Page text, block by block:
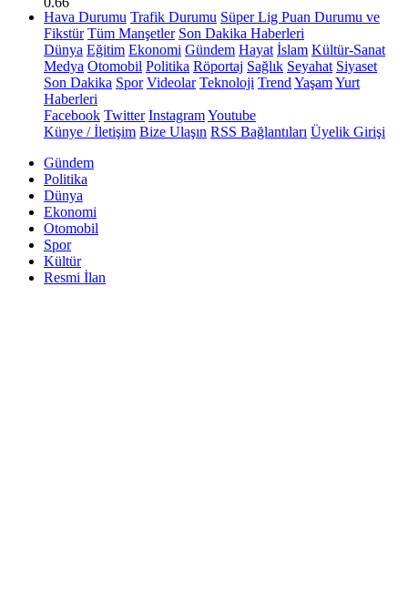
Hava Durumu Trafik Durumu Süper Lig Puan Durumu ve
Fikstür Tüm Manşetler Son Dakika Haberleri
Dünya Eğitim Ekonomi Gündem Hayat İslam Kültür-Sanat
Medya Otomobil Politika Röportaj Sağlık Seyahat Siyaset
Son Dakika Spor Videolar Teknoloji Trend YaşamYurt
Haberleri
Facebook Twitter InstagramYoutube
Künye / İletişim Bize Ulaşın RSS Bağlantıları Üyelik Girişi
Gündem
Politika
Dünya
Ekonomi
Otomobil
Spor
Kültür
Resmi İlan